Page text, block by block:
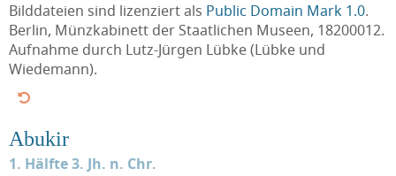
Bilddateien sind lizenziert als Public Domain Mark 1.0.
Berlin, Münzkabinett der Staatlichen Museen, 18200012.
Aufnahme durch Lutz-Jürgen Lübke (Lübke und
Wiedemann).
Abukir
1. Hälfte 3. Jh. n. Chr.